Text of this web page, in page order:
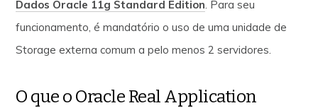
Dados Oracle 11g Standard Edition. Para seu
funcionamento, é mandatório o uso de uma unidade de
Storage externa comum a pelo menos 2 servidores.
O que o Oracle Real Application